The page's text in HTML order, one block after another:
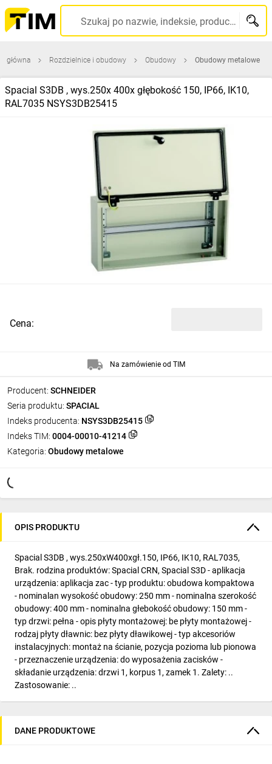
Szukaj po nazwie, indeksie, producencie, kodzie kreskowym...
główna Rozdzielnice i obudowy Obudowy Obudowy metalowe
Spacial S3DB , wys.250x 400x głębokość 150, IP66, IK10,
RAL7035 NSYS3DB25415
Producent: SCHNEIDER
Seria produktu: SPACIAL
Indeks producenta: NSYS3DB25415
Indeks TIM: 0004-00010-41214
Kategoria: Obudowy metalowe
Cena:
Na zamówienie od TIM
OPIS PRODUKTU
Spacial S3DB , wys.250xW400xgł.150, IP66, IK10, RAL7035,
Brak. rodzina produktów: Spacial CRN, Spacial S3D - aplikacja
urządzenia: aplikacja zac - typ produktu: obudowa kompaktowa
- nominalan wysokość obudowy: 250 mm - nominalna szerokość
obudowy: 400 mm - nominalna głebokość obudowy: 150 mm -
typ drzwi: pełna - opis płyty montażowej: be płyty montażowej -
rodzaj płyty dławnic: bez płyty dławikowej - typ akcesoriów
instalacyjnych: montaż na ścianie, pozycja pozioma lub pionowa
- przeznaczenie urządzenia: do wyposażenia zacisków -
składanie urządzenia: drzwi 1, korpus 1, zamek 1. Zalety: ..
Zastosowanie: ..
DANE PRODUKTOWE